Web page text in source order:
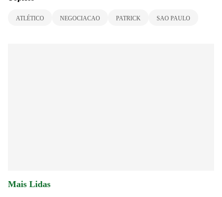
ATLÉTICO NEGOCIACAO PATRICK SAO PAULO
Mais Lidas